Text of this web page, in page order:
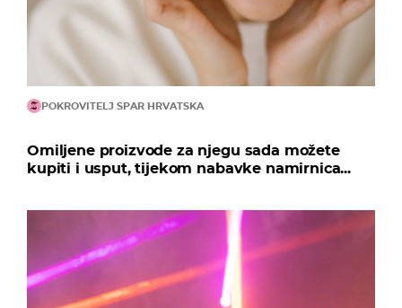
POKROVITELJ SPAR HRVATSKA
Omiljene proizvode za njegu sada možete
kupiti i usput, tijekom nabavke namirnica...